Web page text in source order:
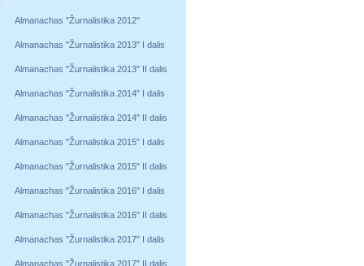
Almanachas "Žurnalistika 2012"
Almanachas "Žurnalistika 2013" I dalis
Almanachas "Žurnalistika 2013" II dalis
Almanachas "Žurnalistika 2014" I dalis
Almanachas "Žurnalistika 2014" II dalis
Almanachas "Žurnalistika 2015" I dalis
Almanachas "Žurnalistika 2015" II dalis
Almanachas "Žurnalistika 2016" I dalis
Almanachas "Žurnalistika 2016" II dalis
Almanachas "Žurnalistika 2017" I dalis
Almanachas "Žurnalistika 2017" II dalis